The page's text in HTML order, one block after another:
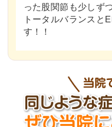
った股関節も少しず
トータルバランスと
す！！